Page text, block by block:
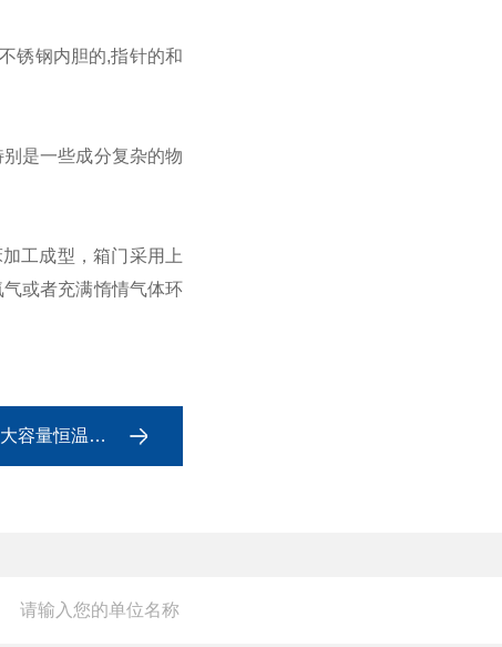
锈钢内胆的,指针的和
是一些成分复杂的物
加工成型，箱门采用上
或者充满惰情气体环
量恒温摇床